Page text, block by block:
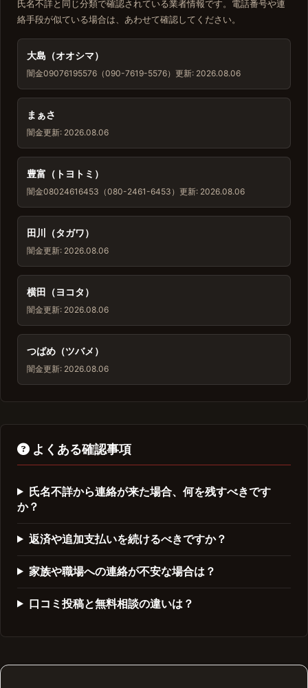
氏名不詳と同じ分類で確認されている業者情報です。電話番号や連
絡手段が似ている場合は、あわせて確認してください。
大島（オオシマ）
闇金09076195576（090-7619-5576） 更新: 2026.08.06
まぁさ
闇金更新: 2026.08.06
豊富（トヨトミ）
闇金08024616453（080-2461-6453） 更新: 2026.08.06
田川（タガワ）
闇金更新: 2026.08.06
横田（ヨコタ）
闇金更新: 2026.08.06
つばめ（ツバメ）
闇金更新: 2026.08.06
よくある確認事項
氏名不詳から連絡が来た場合、何を残すべきです
か？
返済や追加支払いを続けるべきですか？
家族や職場への連絡が不安な場合は？
口コミ投稿と無料相談の違いは？